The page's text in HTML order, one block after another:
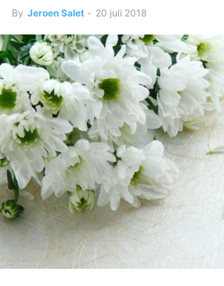
By Jeroen Salet - 20 juli 2018